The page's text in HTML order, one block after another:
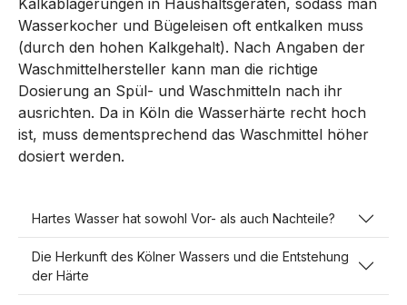
Kalkablagerungen in Haushaltsgeräten, sodass man
Wasserkocher und Bügeleisen oft entkalken muss
(durch den hohen Kalkgehalt). Nach Angaben der
Waschmittelhersteller kann man die richtige
Dosierung an Spül- und Waschmitteln nach ihr
ausrichten. Da in Köln die Wasserhärte recht hoch
ist, muss dementsprechend das Waschmittel höher
dosiert werden.
Hartes Wasser hat sowohl Vor- als auch Nachteile?
Die Herkunft des Kölner Wassers und die Entstehung
der Härte